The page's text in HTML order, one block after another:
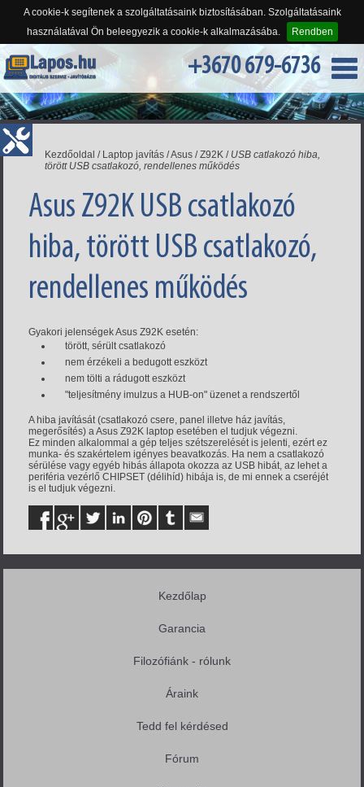
A cookie-k segítenek a szolgáltatásaink biztosításában. Szolgáltatásaink
használatával Ön beleegyezik a cookie-k alkalmazásába.
Rendben
+3670 679-6736
Kezdőoldal / Laptop javítás /Asus /Z92K / USB catlakozó hiba,
törött USB csatlakozó, rendellenes működés
Asus Z92K USB csatlakozó
hiba, törött USB csatlakozó,
rendellenes működés
Gyakori jelenségek Asus Z92K esetén:
törött, sérült csatlakozó
nem érzékeli a bedugott eszközt
nem tölti a rádugott eszközt
"teljesítmény imulzus a HUB-on" üzenet a rendszertől
A hiba javítását (csatlakozó csere, panel illetve ház javítás,
megerősítés) a Asus Z92K laptop esetében el tudjuk végezni.
Ez minden alkalommal a gép teljes szétszerelését is jelenti, ezért ez
munka- és szakértelem igényes beavatkozás. Ha nem a csatlakozó
sérülése vagy egyéb hibás állapota okozza az USB hibát, az lehet a
periféria vezérlő CHIPSET (délihíd) hibája is, de mi ennek a cseréjét
is el tudjuk végezni.
Kezdőlap
Garancia
Filozófiánk - rólunk
Áraink
Tedd fel kérdésed
Fórum